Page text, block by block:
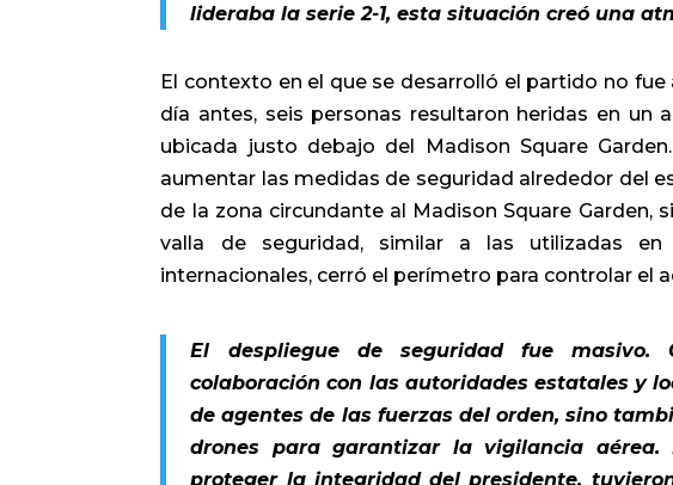
lideraba la serie 2-1, esta situación creó una
El contexto en el que se desarrolló el partido no
día antes, seis personas resultaron heridas en un
ubicada justo debajo del Madison Square
aumentar las medidas de seguridad alrededor del
de la zona circundante al Madison Square Garden,
valla de seguridad, similar a las utilizadas
internacionales, cerró el perímetro para controlar el
El despliegue de seguridad fue masivo.
colaboración con las autoridades estatales y
de agentes de las fuerzas del orden, sino
drones para garantizar la vigilancia aérea.
proteger la integridad del presidente,